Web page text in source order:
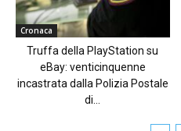
Cronaca
Truffa della PlayStation su
eBay: venticinquenne
incastrata dalla Polizia Postale
di...